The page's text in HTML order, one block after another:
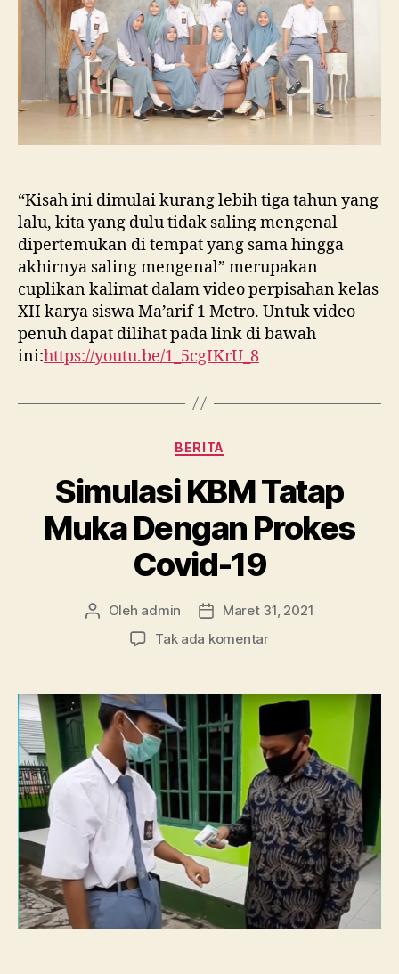
“Kisah ini dimulai kurang lebih tiga tahun yang
lalu, kita yang dulu tidak saling mengenal
dipertemukan di tempat yang sama hingga
akhirnya saling mengenal” merupakan
cuplikan kalimat dalam video perpisahan kelas
XII karya siswa Ma’arif 1 Metro. Untuk video
penuh dapat dilihat pada link di bawah
ini:https://youtu.be/1_5cgIKrU_8
Kategori
BERITA
Simulasi KBM Tatap
Muka Dengan Prokes
Covid-19
Penulis
artikel
Oleh admin
Tanggal
artikel
Maret 31, 2021
Tak ada komentarpada
Tatap
Dengan
Prokes
Covid-
19